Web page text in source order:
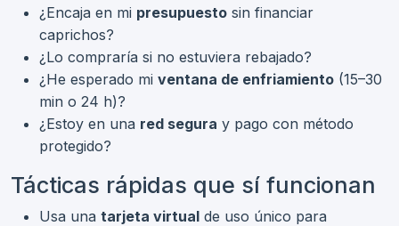
¿Encaja en mi presupuesto sin financiar
caprichos?
¿Lo compraría si no estuviera rebajado?
¿He esperado mi ventana de enfriamiento (15–30
min o 24 h)?
¿Estoy en una red segura y pago con método
protegido?
Tácticas rápidas que sí funcionan
Usa una tarjeta virtual de uso único para